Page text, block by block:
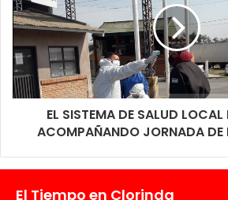
planificaban junto a sus funcionarios
adelante en este lugar.
EL SISTEMA DE SALUD LOCAL
ACOMPAÑANDO JORNADA DE
El Tiempo en Clorinda